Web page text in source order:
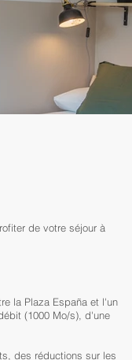
de votre séjour à
la Plaza España et l'un
(1000 Mo/s), d'une
des réductions sur les